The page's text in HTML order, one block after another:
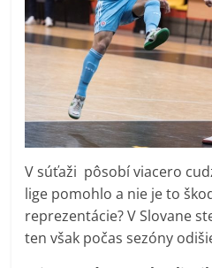
V súťaži pôsobí viacero
lige pomohlo a nie je to
reprezentácie? V Slovane
ten však počas sezóny